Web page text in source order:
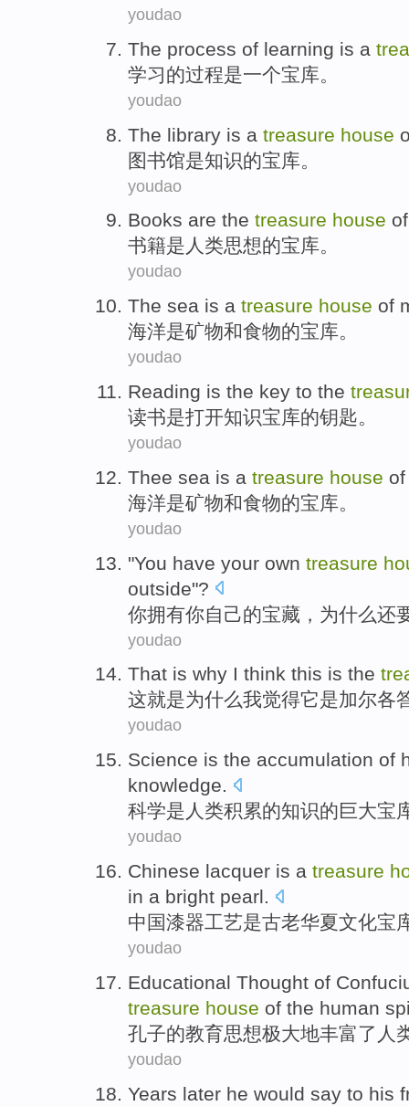
youdao
The process of learning is a
学习的过程是一个宝库。
youdao
The library is a treasure house
图书馆是知识的宝库。
youdao
Books are the treasure house of
书籍是 人类思想的宝库。
youdao
The sea is a treasure house of
海洋是矿物和食物的宝库。
youdao
Reading is the key to the
读书是打开知识宝库的钥匙。
youdao
Thee sea is a treasure house of
海洋是矿物和食物的宝库。
youdao
"You have your own treasure
outside"?
你拥有你自己的宝藏 ， 为什么还
youdao
That is why I think this is the
这就是为什么我觉得它是加尔各
youdao
Science is the accumulation of
knowledge.
科学是 人类积累的知识的巨大宝
youdao
Chinese lacquer is a treasure
in a bright pearl.
中国漆器工艺是古老华夏文化宝
youdao
Educational Thought of
treasure house of the human
孔子的教育思想极大地丰富了 人
youdao
Years later he would say to his